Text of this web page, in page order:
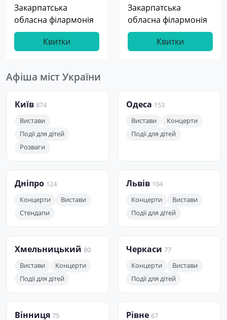
Закарпатська
обласна філармонія
Квитки
Закарпатська
обласна філармонія
Квитки
Афіша міст України
Київ 874
Вистави
Події для дітей
Розваги
Одеса 153
Вистави
Концерти
Події для дітей
Дніпро 124
Концерти
Вистави
Стендапи
Львів 104
Концерти
Вистави
Події для дітей
Хмельницький 80
Вистави
Концерти
Події для дітей
Черкаси 77
Концерти
Вистави
Події для дітей
Вінниця 75
Рівне 67